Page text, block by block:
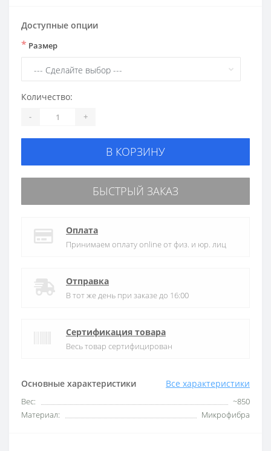
Основные характеристики Все характеристики
Вес:
~850
Материал:
Микрофибра
Доступные опции
* Размер
Количество:
- +
В КОРЗИНУ
БЫСТРЫЙ ЗАКАЗ
Оплата
Принимаем оплату online от физ. и юр. лиц
Отправка
В тот же день при заказе до 16:00
Сертификация товара
Весь товар сертифицирован